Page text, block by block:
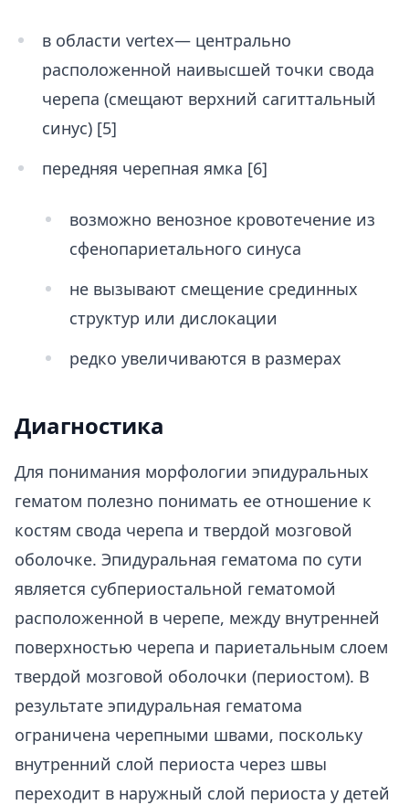
в области vertex— центрально
расположенной наивысшей точ­ки свода
черепа (смещают верхний сагиттальный
синус) [5]
передняя черепная ямка [6]
возможно венозное кровотечение из
сфенопариетального синуса
не вызывают смещение срединных
структур или дислокации
редко увеличиваются в размерах
Диагностика
Для понимания морфологии эпидуральных
гематом полезно понимать ее отношение к
костям свода черепа и твердой мозговой
оболочке. Эпидуральная гематома по сути
является субпериостальной гематомой
расположенной в черепе, между внутренней
поверхностью черепа и париетальным слоем
твердой мозговой оболочки (периостом). В
результате эпидуральная гематома
ограничена черепными швами, поскольку
внутренний слой периоста через швы
переходит в наружный слой периоста у детей